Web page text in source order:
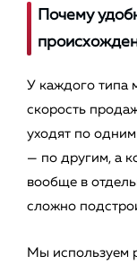
Почему
У каждого типа
скорость
уходят по
— по другим, а
вообще в
сложно
Мы используем